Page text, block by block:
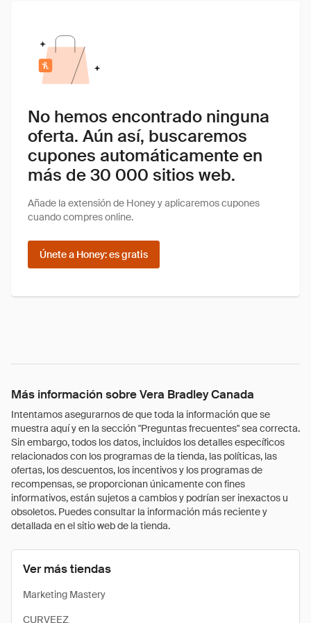
No hemos encontrado ninguna
oferta. Aún así, buscaremos
cupones automáticamente en
más de 30 000 sitios web.
Añade la extensión de Honey y aplicaremos cupones
cuando compres online.
Únete a Honey: es gratis
Más información sobre Vera Bradley Canada
Intentamos asegurarnos de que toda la información que se
muestra aquí y en la sección "Preguntas frecuentes" sea correcta.
Sin embargo, todos los datos, incluidos los detalles específicos
relacionados con los programas de la tienda, las políticas, las
ofertas, los descuentos, los incentivos y los programas de
recompensas, se proporcionan únicamente con fines
informativos, están sujetos a cambios y podrían ser inexactos u
obsoletos. Puedes consultar la información más reciente y
detallada en el sitio web de la tienda.
Ver más tiendas
Marketing Mastery
CURVEEZ